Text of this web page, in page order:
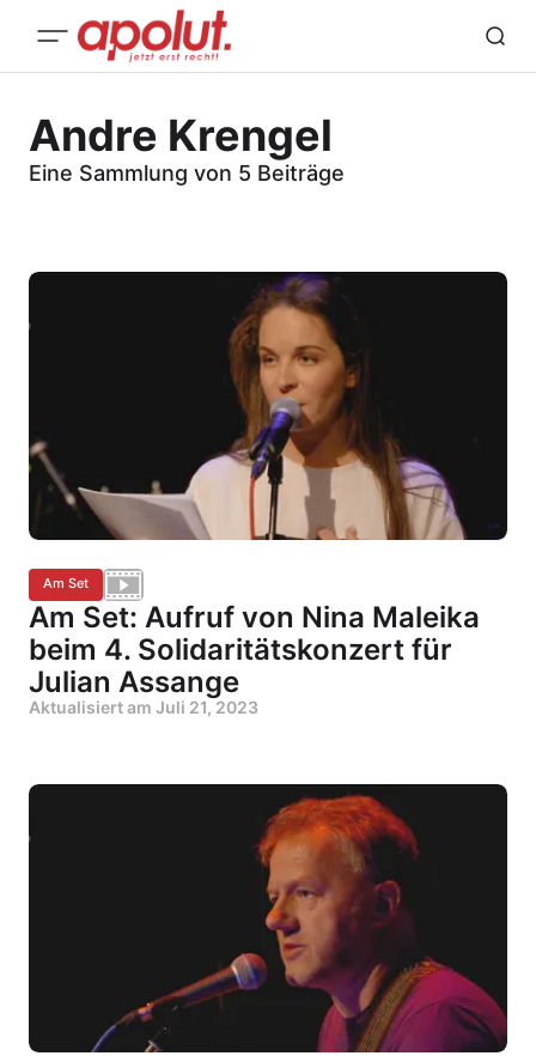
Andre Krengel
Eine Sammlung von 5 Beiträge
Am Set
Am Set: Aufruf von Nina Maleika
beim 4. Solidaritätskonzert für
Julian Assange
Aktualisiert am Juli 21, 2023